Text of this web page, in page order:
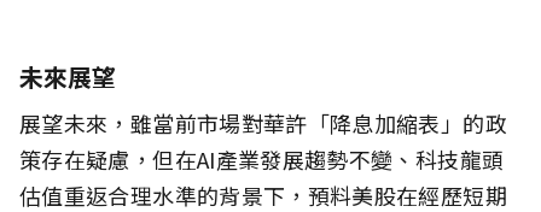
未來展望
展望未來，雖當前市場對華許「降息加縮表」的政
策存在疑慮，但在AI產業發展趨勢不變、科技龍頭
估值重返合理水準的背景下，預料美股在經歷短期